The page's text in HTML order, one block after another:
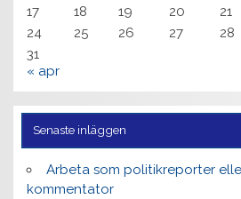
17
18 19 20 21
24
25 26 27 28
31
« apr
Senaste inläggen
Arbeta som politikreporter
kommentator